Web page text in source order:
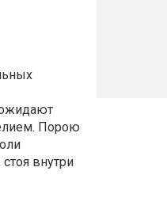
Порою
внутри